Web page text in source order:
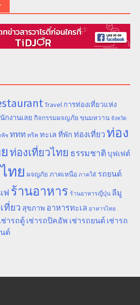
Travel การท่องเที่ยวแห่ง
กงานเลย กิจกรรมผจญภัย ขนมหวาน จังหวัด
พีช ททท ทริค ทะเล ที่พัก ท่องเที่ยวท่อง
ท่องเที่ยวไทย ธรรมชาติ บุฟเฟต์
ทย ผจญภัย ภาคเหนือ ภาคใต้ รถยนต์
ฟ ร้านอาหาร ร้านอาหารญี่ปุ่น ลีมู
ที่ยว สุขภาพ อาหารทะเล อาหารไทย
ช่ารถตู้ เช่ารถปิคอัพ เช่ารถยนต์ เช่ารถ
ต์